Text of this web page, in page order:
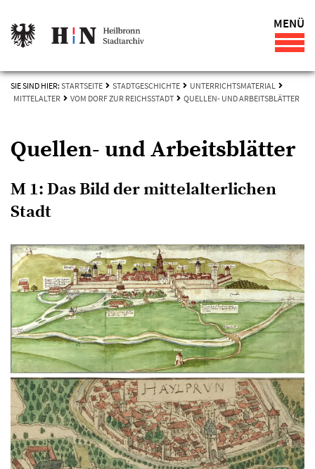
MENÜ
SIE SIND HIER: STARTSEITE STADTGESCHICHTE
UNTERRICHTSMATERIAL
MITTELALTER
VOM DORF ZUR REICHSSTADT QUELLEN- UND ARBEITSBLÄTTER
Quellen- und Arbeitsblätter
M 1: Das Bild der mittelalterlichen
Stadt